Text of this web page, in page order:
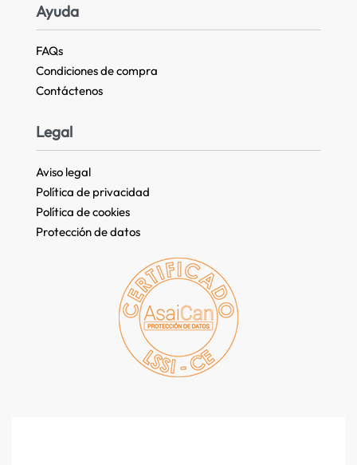
Ayuda
FAQs
Condiciones de compra
Contáctenos
Legal
Aviso legal
Política de privacidad
Política de cookies
Protección de datos